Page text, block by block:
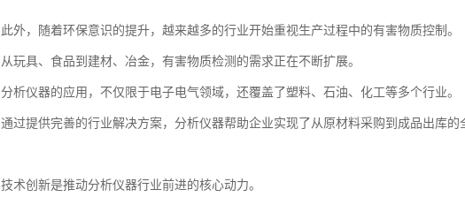
此外，随着环保意识的提升，越来越多的行业开始重视生产过程中的有害物质控制。
从玩具、食品到建材、冶金，有害物质检测的需求正在不断扩展。
分析仪器的应用，不仅限于电子电气领域，还覆盖了塑料、石油、化工等多个行业。
通过提供完善的行业解决方案，分析仪器帮助企业实现了从原材料采购到成品出库
技术创新是推动分析仪器行业前进的核心动力。